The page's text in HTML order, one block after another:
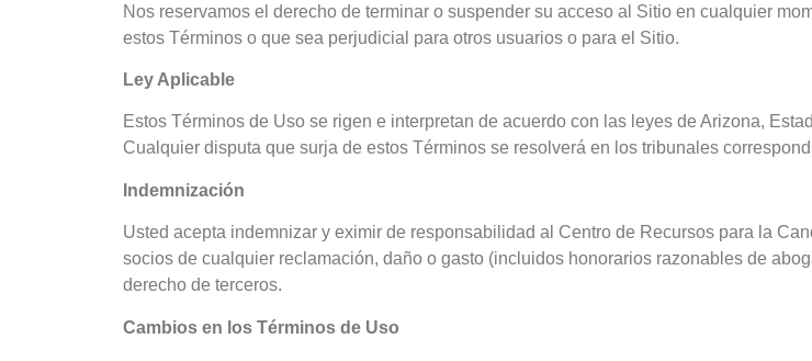
Nos reservamos el derecho de terminar o suspender su acceso al Sitio en cualquier
estos Términos o que sea perjudicial para otros usuarios o para el Sitio.
Ley Aplicable
Estos Términos de Uso se rigen e interpretan de acuerdo con las leyes de Arizona,
Cualquier disputa que surja de estos Términos se resolverá en los tribunales
Indemnización
Usted acepta indemnizar y eximir de responsabilidad al Centro de Recursos para la
socios de cualquier reclamación, daño o gasto (incluidos honorarios razonables de
derecho de terceros.
Cambios en los Términos de Uso